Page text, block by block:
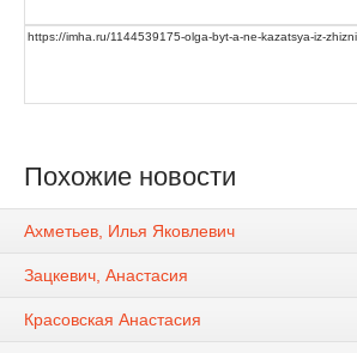
Похожие новости
Ахметьев, Илья Яковлевич
Зацкевич, Анастасия
Красовская Анастасия